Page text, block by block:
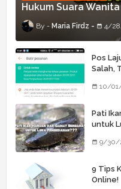
Hukum Suara
Maria Firdz 4/
Pos
Salah,
10/
Pati
untuk
9/30/
9 Tips
Online!